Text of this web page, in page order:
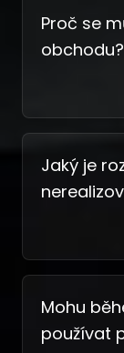
Proč se
obchodu?
Jaký je
Mohu
používat